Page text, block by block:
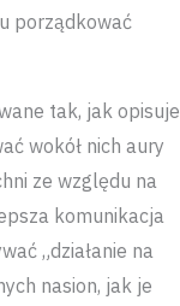
porządkować
tak, jak opisuje
wokół nich aury
ze względu na
komunikacja
„działanie na
nasion, jak je